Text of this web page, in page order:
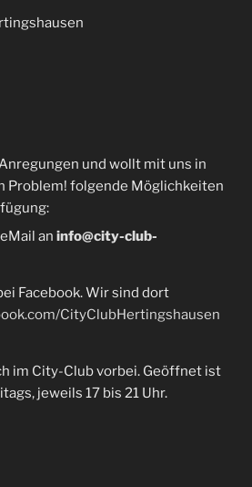
und wollt mit uns in
Problem! folgende Möglichkeiten
an info@city-club-
Facebook. Wir sind dort
CityClubHertingshausen
im City-Club vorbei. Geöffnet ist
jeweils 17 bis 21 Uhr.